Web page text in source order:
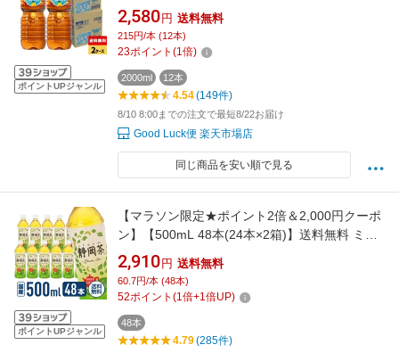
ポイントUPジャンル
の麦茶 from爽健美茶 2L ペットボトル 6本入り
×2ケース 2000ml【送料無料】
2,580 円 送料無料
215円/本 (12本)
23ポイント (1倍)
2000ml 12本
4.54(149件)
8/10 8:00までの注文で最短8/22お届け
Good Luck便 楽天市場店
同じ商品を安い順で見る
ポイントUPジャンル
【マラソン限定★ポイント2倍＆2,000円クーポ
ン】【500mL 48本(24本×2箱)】送料無料 ミツ
ウロコ 静岡茶 静岡県産茶葉100％使用 500mL
48本(24本×2箱) まとめ買い 箱買い 買いだめ 買
い置き 業務用 ペットボトル 緑茶 お茶 飲料
2,910 円 送料無料
60.7円/本 (48本)
52ポイント (1倍+1倍UP)
48本
4.79(285件)